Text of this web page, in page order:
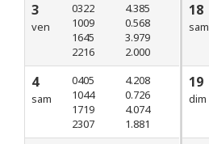
3
ven
0322
1009
1645
2216
4.385
0.568
3.979
2.000
4
sam
0405
1044
1719
2307
4.208
0.726
4.074
1.881
18
sam
19
dim